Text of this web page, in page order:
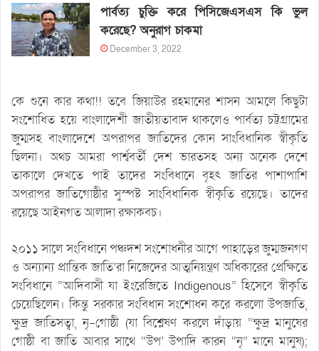
পার্বত্য চুক্তি করে পিসিজেএসএস কি ভুল
করেছে? অনুরাগ চাকমা
December 3, 2022
কে শুনে কার কথা!! তবে জিয়াউর রহমানের শাসন আমলে কিছুটা
সংশোধিত হয়ে বাংলাদেশী জাতীয়তাবাদ থাকলেও পার্বত্য চট্টগ্রামের
জুম্মসহ বাংলাদেশে অপরাপর জাতিদের কোন সাংবিধানিক স্বীকৃতি
ছিলনা। অথচ আমরা পার্শ্ববর্তী দেশ ভারতসহ অন্য অনেক দেশে
তাকালে দেখতে পাই তাদের সংবিধানে বৃহৎ জাতির পাশাপাশি
অপরাপর জাতিগোষ্ঠীর সুস্পষ্ট সাংবিধানিক স্বীকৃতি রয়েছে। তাদের
রয়েছে আইনগত আলাদা রক্ষাকবচ।
২০১১ সালে সংবিধানে পঞ্চদশ সংশোধনীর আগে পাহাড়ের জুম্মজনগণ
ও অন্যান্য প্রান্তিক জাতি’রা নিজেদের আত্মনিয়ন্ত্রণ অধিকারের প্রেক্ষিতে
সংবিধানে “আদিবাসী যা ইংরেজিতে Indigenous” হিসেবে স্বীকৃতি
চেয়েছিলেন। কিন্তু সরকার সংবিধান সংশোধন করে করলো উপজাতি,
ক্ষুদ্র জাতিসত্বা, নৃ-গোষ্ঠী (যা বিশ্লেষণ করলে দাঁড়ায় “ক্ষুদ্র মানুষের
গোষ্ঠী বা জাতি আবার সাথে “উপ’ উপাদি কারন “নৃ” মানে মানুষ);